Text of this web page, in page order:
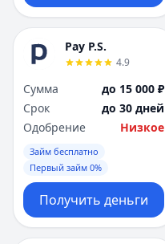
Pay P.S.
4.9
Сумма
до 15 000 ₽
Срок
до 30 дней
Одобрение
Низкое
Займ бесплатно
Первый займ 0%
Получить деньги